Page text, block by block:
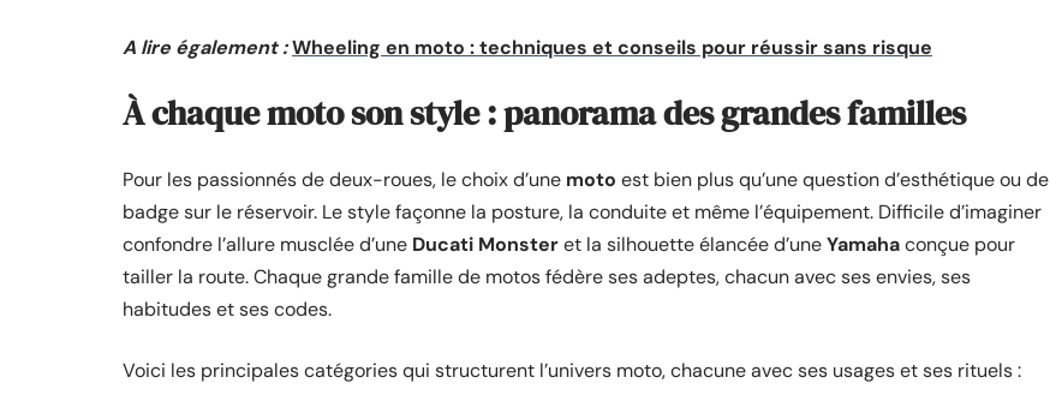
A lire également :Wheeling en moto : techniques et conseils pour réussir sans risque
À chaque moto son style : panorama des grandes familles
Pour les passionnés de deux-roues, le choix d’une moto est bien plus qu’une question d’esthétique ou de
badge sur le réservoir. Le style façonne la posture, la conduite et même l’équipement. Difficile d’imaginer
confondre l’allure musclée d’une Ducati Monsteret la silhouette élancée d’uneYamahaconçue pour
tailler la route. Chaque grande famille de motos fédère ses adeptes, chacun avec ses envies, ses
habitudes et ses codes.
Voici les principales catégories qui structurent l’univers moto, chacune avec ses usages et ses rituels :